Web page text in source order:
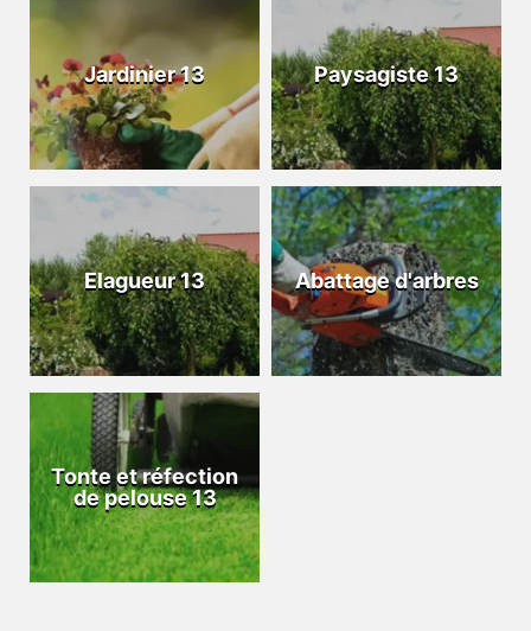
Jardinier 13 Paysagiste 13
Elagueur 13 Abattage d'arbres
Tonte et réfection
de pelouse 13